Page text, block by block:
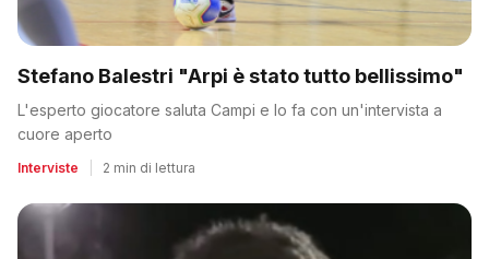
Stefano Balestri "Arpi è stato tutto bellissimo"
L'esperto giocatore saluta Campi e lo fa con un'intervista a
cuore aperto
Interviste 2 min di lettura